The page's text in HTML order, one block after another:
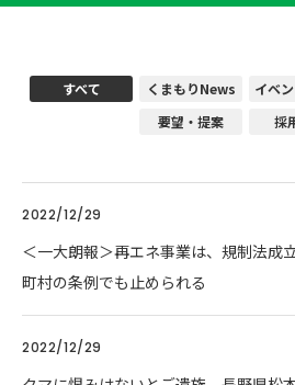
すべて くまもりNews イベ
要望・提案
採
2022/12/29
＜一大朗報＞再エネ事業は、規制法成
町村の条例でも止められる
2022/12/29